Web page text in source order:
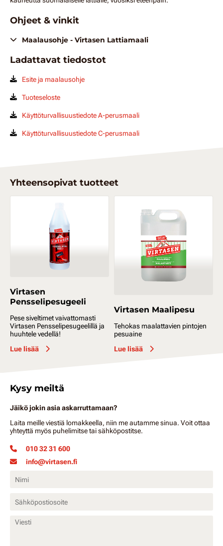
Ohjeet & vinkit
Maalausohje - Virtasen Lattiamaali
Ladattavat tiedostot
Esite ja maalausohje
Tuoteseloste
Käyttöturvallisuustiedote A-perusmaali
Käyttöturvallisuustiedote C-perusmaali
Yhteensopivat tuotteet
Virtasen
Pensselipesugeeli
Pese siveltimet vaivattomasti
Virtasen Pensselipesugeelillä ja
huuhtele vedellä!
Lue lisää
Virtasen Maalipesu
Tehokas maalattavien pintojen
pesuaine
Lue lisää
Kysy meiltä
Jäikö jokin asia askarruttamaan?
Laita meille viestiä lomakkeella, niin me autamme sinua. Voit ottaa
yhteyttä myös puhelimitse tai sähköpostitse.
010 32 31 600
info@virtasen.fi